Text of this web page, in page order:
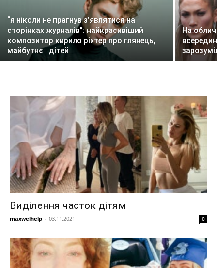
“я ніколи не прагнув з’являтися на
сторінках журналів”: найкрасивіший
композитор кирило ріхтер про глянець,
майбутнє і дітей
На
Виділення часток дітям
maxwelhelp - 03.11.2021 0